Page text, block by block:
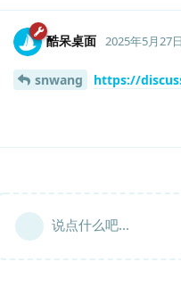
酷呆桌面 2025年5月27日
snwang https://
说点什么吧...